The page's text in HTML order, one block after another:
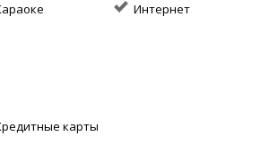
Интернет
карты